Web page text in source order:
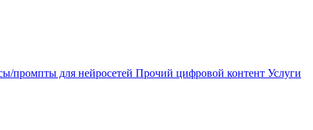
промпты для нейросетей Прочий цифровой контент Услуги